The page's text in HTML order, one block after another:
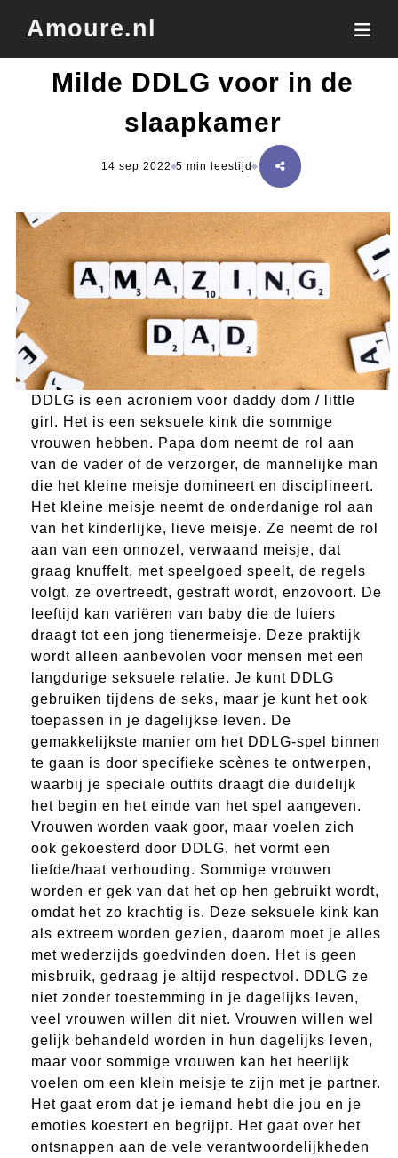
Amoure.nl
Milde DDLG voor in de
slaapkamer
14 sep 2022 5 min leestijd
DDLG is een acroniem voor daddy dom / little
girl. Het is een seksuele kink die sommige
vrouwen hebben. Papa dom neemt de rol aan
van de vader of de verzorger, de mannelijke man
die het kleine meisje domineert en disciplineert.
Het kleine meisje neemt de onderdanige rol aan
van het kinderlijke, lieve meisje. Ze neemt de rol
aan van een onnozel, verwaand meisje, dat
graag knuffelt, met speelgoed speelt, de regels
volgt, ze overtreedt, gestraft wordt, enzovoort. De
leeftijd kan variëren van baby die de luiers
draagt tot een jong tienermeisje. Deze praktijk
wordt alleen aanbevolen voor mensen met een
langdurige seksuele relatie. Je kunt DDLG
gebruiken tijdens de seks, maar je kunt het ook
toepassen in je dagelijkse leven. De
gemakkelijkste manier om het DDLG-spel binnen
te gaan is door specifieke scènes te ontwerpen,
waarbij je speciale outfits draagt die duidelijk
het begin en het einde van het spel aangeven.
Vrouwen worden vaak goor, maar voelen zich
ook gekoesterd door DDLG, het vormt een
liefde/haat verhouding. Sommige vrouwen
worden er gek van dat het op hen gebruikt wordt,
omdat het zo krachtig is. Deze seksuele kink kan
als extreem worden gezien, daarom moet je alles
met wederzijds goedvinden doen. Het is geen
misbruik, gedraag je altijd respectvol. DDLG ze
niet zonder toestemming in je dagelijks leven,
veel vrouwen willen dit niet. Vrouwen willen wel
gelijk behandeld worden in hun dagelijks leven,
maar voor sommige vrouwen kan het heerlijk
voelen om een klein meisje te zijn met je partner.
Het gaat erom dat je iemand hebt die jou en je
emoties koestert en begrijpt. Het gaat over het
ontsnappen aan de vele verantwoordelijkheden